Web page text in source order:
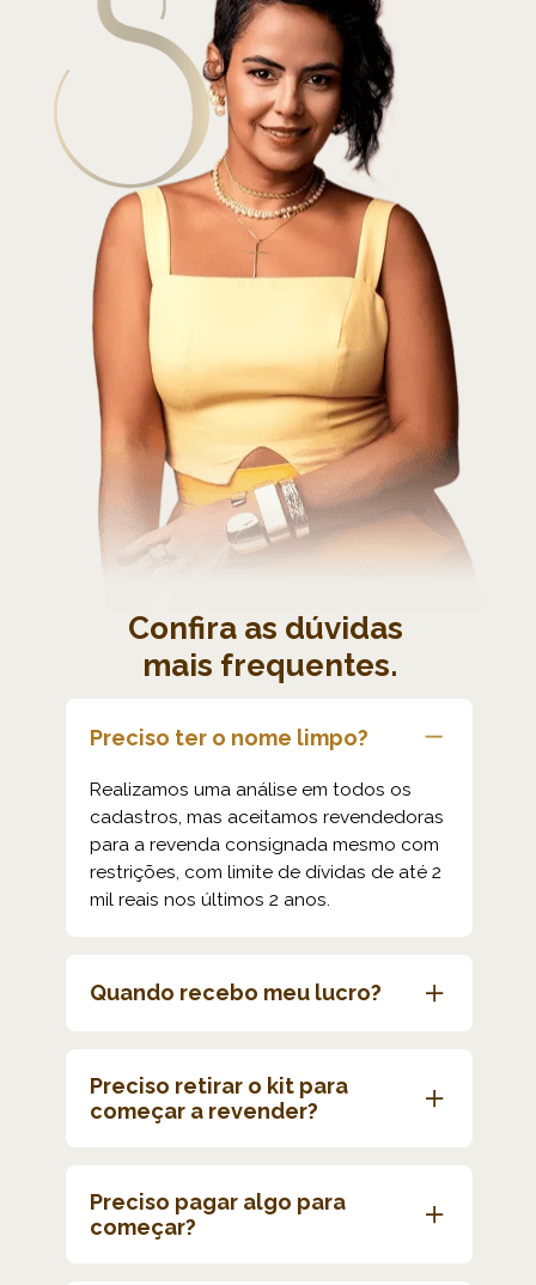
Confira as dúvidas
mais frequentes.
Preciso ter o nome limpo?
Realizamos uma análise em todos os
cadastros, mas aceitamos revendedoras
para a revenda consignada mesmo com
restrições, com limite de dívidas de até 2
mil reais nos últimos 2 anos.
Quando recebo meu lucro?
já no ato da venda e só paga pelas joias
no dia do acerto.
Preciso retirar o kit para
começar a revender?
nossas revendedoras e o kit deve ser
retirado presencialmente em nossa sede,
no bairro Santa Tereza em BH, próximo
Preciso pagar algo para
começar?